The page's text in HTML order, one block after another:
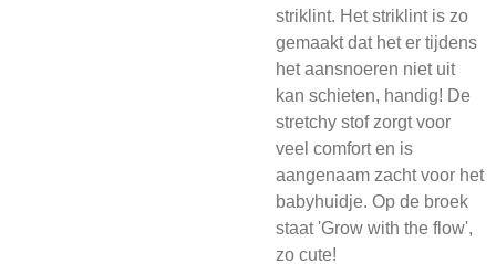
striklint. Het striklint is zo
gemaakt dat het er tijdens
het aansnoeren niet uit
kan schieten, handig! De
stretchy stof zorgt voor
veel comfort en is
aangenaam zacht voor het
babyhuidje. Op de broek
staat 'Grow with the flow',
zo cute!